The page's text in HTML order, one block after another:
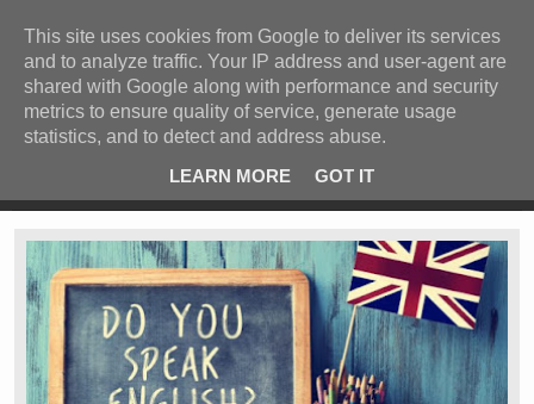
Ιερόσυλοι έκλεψαν τάματα από Ιερό Ναό στις Σέρρες
ΚΕΝΤΡΙΚΗ ΑΝΑ ΚΑΤΗΓΟΡΙΑ
ΕΙΔΗΣΕΙΣ ΑΝΑ ΠΕΡΙΟΧΗ
ΠΡΟΣΦΑΤΑ ΝΕΑ
Ν. ΣΕΡΡΩΝ Η ΓΗ ΜΑΣ
ΤΥΧΑΙΕΣ ΑΝΑΡΤΗΣΕΙΣ/ΑΡΘΡΑ
Serres Racing Circuit
Panserraikos FC
This site uses cookies from Google to deliver its services
and to analyze traffic. Your IP address and user-agent are
shared with Google along with performance and security
metrics to ensure quality of service, generate usage
statistics, and to detect and address abuse.
LEARN MORE
GOT IT